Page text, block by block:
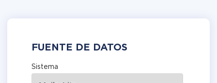
FUENTE DE DATOS
Sistema